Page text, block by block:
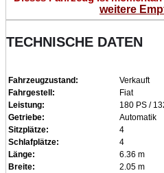
weitere
TECHNISCHE DATEN
Fahrzeugzustand:
Verkauft
Fahrgestell:
Fiat
Leistung:
180 PS /
Getriebe:
Automatik
Sitzplätze:
4
Schlafplätze:
4
Länge:
6.36 m
Breite:
2.05 m